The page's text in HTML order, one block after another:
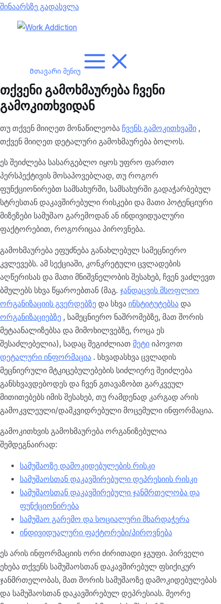
შინაარსზე გადასვლა
Მთავარი მენიუ
თქვენი გამოხმაურება ჩვენი
გამოკითხვიდან
თუ თქვენ მიიღეთ მონაწილეობა ჩვენს გამოკითხვაში ,
თქვენ მიიღეთ დეტალური გამოხმაურება ბოლოს.
ეს შეიძლება სასარგებლო იყოს უფრო ფართო
პერსპექტივის მოსაპოვებლად, თუ როგორ
ფუნქციონირებთ სამსახურში, სამსახურში გადაჭარბებულ
სტრესთან დაკავშირებული რისკები და მათი პოტენციური
მიზეზები სამუშაო გარემოდან ან ინდივიდუალური
ფაქტორებით, როგორიცაა პიროვნება.
გამოხმაურება ეფუძნება განახლებულ სამეცნიერო
კვლევებს. ამ სექციაში, კონკრეტული ცვლადების
აღწერისას და მათი მნიშვნელობის შესახებ, ჩვენ ვაძლევთ
ბმულებს სხვა წყაროებთან (მაგ. ჯანდაცვის მსოფლიო
ორგანიზაციის გვერდებზე და სხვა ინსტიტუტებსა და
ორგანიზაციებზე , სამეცნიერო ნაშრომებზე, მათ შორის
მეტაანალიზებსა და მიმოხილვებზე, როცა ეს
შესაძლებელია), სადაც შეგიძლიათ მეტი იპოვოთ
დეტალური ინფორმაცია . სხვადასხვა ცვლადის
მეცნიერული მტკიცებულებების სიძლიერე შეიძლება
განსხვავდებოდეს და ჩვენ გთავაზობთ გარკვეულ
მითითებებს იმის შესახებ, თუ რამდენად კარგად არის
გამოკვლეული/დამკვიდრებული მოცემული ინფორმაცია.
გამოკითხვის გამოხმაურება ორგანიზებულია
შემდეგნაირად:
სამუშაოზე დამოკიდებულების რისკი
სამუშაოსთან დაკავშირებული დეპრესიის რისკი
სამუშაოსთან დაკავშირებული ჯანმრთელობა და
ფუნქციონირება
სამუშაო გარემო და სოციალური მხარდაჭერა
ინდივიდუალური ფაქტორები/პიროვნება
ეს არის ინფორმაციის ორი ძირითადი ჯგუფი. პირველი
ეხება თქვენს სამუშაოსთან დაკავშირებულ ფსიქიკურ
ჯანმრთელობას, მათ შორის სამუშაოზე დამოკიდებულებას
და სამუშაოსთან დაკავშირებულ დეპრესიას. მეორე